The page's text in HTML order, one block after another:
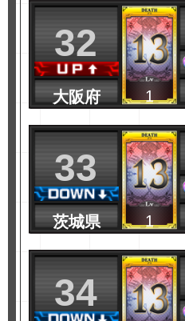
32
大阪府 1
33
茨城県 1
34